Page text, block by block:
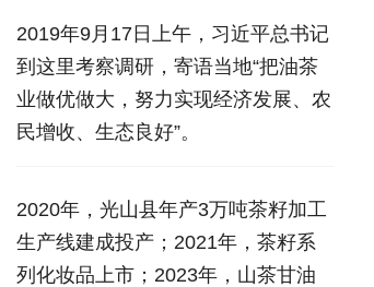
2019年9月17日上午，习近平总书记
到这里考察调研，寄语当地“把油茶
业做优做大，努力实现经济发展、农
民增收、生态良好”。
2020年，光山县年产3万吨茶籽加工
生产线建成投产；2021年，茶籽系
列化妆品上市；2023年，山茶甘油